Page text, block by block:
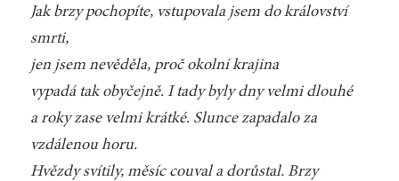
Jak brzy pochopíte, vstupovala jsem do království
smrti,
jen jsem nevěděla, proč okolní krajina
vypadá tak obyčejně. I tady byly dny velmi dlouhé
a roky zase velmi krátké. Slunce zapadalo za
vzdálenou horu.
Hvězdy svítily, měsíc couval a dorůstal. Brzy